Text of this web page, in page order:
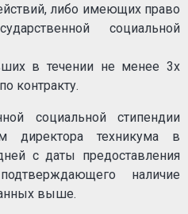
либо имеющих право
социальной
в течении не менее 3х
контракту.
социальной стипендии
директора техникума в
с даты предоставления
наличие
выше.